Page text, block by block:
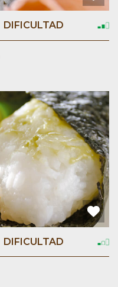
DIFICULTAD
DIFICULTAD